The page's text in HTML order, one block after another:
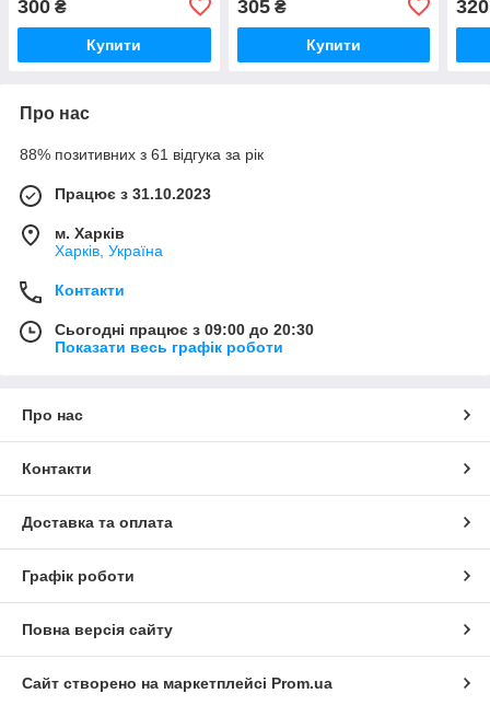
300 ₴
Купити
305₴
Купити
320
Про нас
88% позитивних з 61 відгука за рік
Працює з 31.10.2023
м. Харків
Харків, Україна
Контакти
Сьогодні працює з 09:00 до 20:30
Показати весь графік роботи
Про нас
Контакти
Доставка та оплата
Графік роботи
Повна версія сайту
Сайт створено на маркетплейсі Prom.ua